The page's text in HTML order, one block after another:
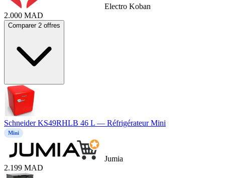
Electro Koban
2.000 MAD
Comparer 2 offres
Schneider KS49RHLB 46 L — Réfrigérateur Mini
Mini
Jumia
2.199 MAD